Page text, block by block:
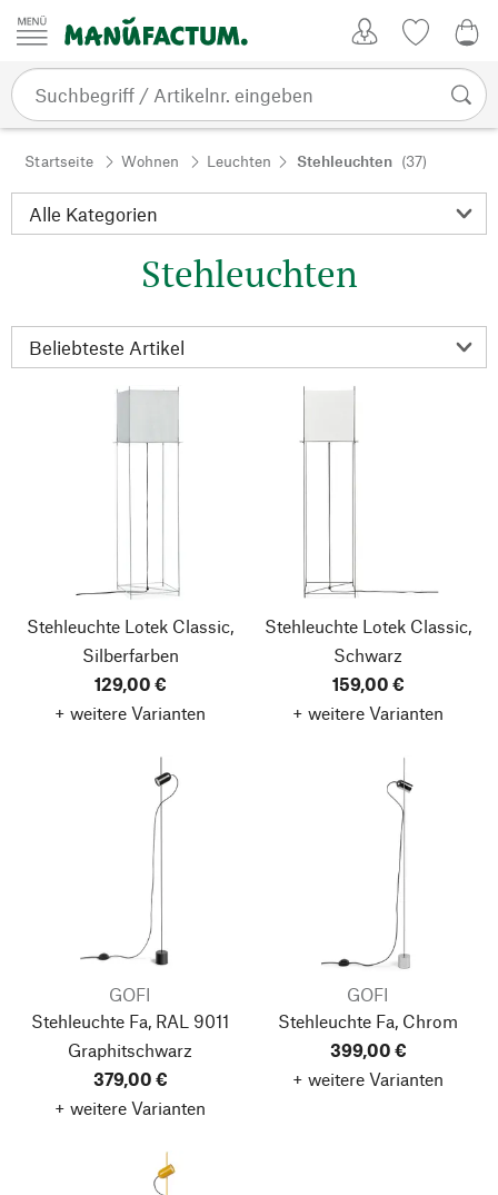
Zum Inhalt springen
Startseite Wohnen Leuchten Stehleuchten (37)
Stehleuchten
Stehleuchte Lotek Classic,
Silberfarben
129,00 €
+ weitere Varianten
Stehleuchte Lotek Classic,
Schwarz
159,00 €
+ weitere Varianten
GOFI
Stehleuchte Fa, RAL 9011
Graphitschwarz
379,00 €
+ weitere Varianten
GOFI
Stehleuchte Fa, Chrom
399,00 €
+ weitere Varianten